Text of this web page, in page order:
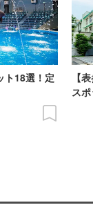
ト18選！定
【
ス